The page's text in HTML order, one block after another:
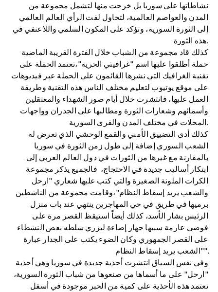
نشاطاتها على سوريا بل خرجت منها لتشمل مجموعة من
المدن والعواصم العالمية، لتحاول لفت الرأي العالم العالمي
إلى الثورة السورية، وتؤكد على المكون السلمي واللاعنفي في
هذه الثورة.
كذلك قاد مجموعة من الشباب خلال الفترة القريبة الماضية
حملة أطلقوا عليها اسم "غرافيتي الحرية"،تعتمد الحملة على
تقنية الغرافيك التي نشرها القائمون على الحملة عبر فيديوهات
على موقع يوتيوب لتعليم مختلف الناس هذه التقنية وطريقة
العمل عليها، فانتشرت خلال أيام صور الشهداء والمعتقلين
وأسمائهم وشعارات الثورة ومطالبها على الجدران وواجهات
المحلات في مختلف المدن والقرى السورية.
كذلك أدى التضييق الأمني والقمع الوحشي الذي تعرض له
الشعب السوري إضافة إلى طول زمن الثورة في سوريا
بالمقارنة مع غيرها من الثورات في دول العالم العربي إلى
ابتكار أساليب جديدة في الاحتجاج، فالجميع يذكر مجموعة
الكرات الملونة الصغيرة والتي كتب عليها شعاري "ارحل
والشعب يريد إسقاط النظام"،وقامت مجموعة من الناشطين
برميها في طريق في حي المهاجرين ينتهي عند باب منزل
الرئيس بشار الأسد، كذلك أيضاً استيقظ القصر مرة على
فوضى عارمة سببها جهاز إضاءة ليزري سلطه بعض النشطاء
على القصر الجمهوري وكان الضوء يكتب على الجدار عبارة
"الشعب يريد إسقاط النظام".
وفي نفس السياق انتشرت أحذية جديدة في سوريا وهي أحذية
"ارحل" على ما أسماها من صنعوها من شباب الثورة السورية،
تعتمد هذه الأحذية على كمية من الحبر موجودة في أسفل